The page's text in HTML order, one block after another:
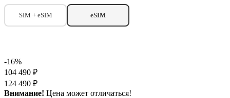
SIM + eSIM eSIM
-16%
104 490 ₽
124 490 ₽
Внимание! Цена может отличаться!